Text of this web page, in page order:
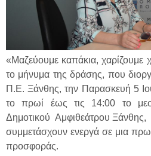
«Μαζεύουμε καπάκια, χαρίζουμε
το μήνυμα της δράσης, που
Π.Ε. Ξάνθης, την Παρασκευή 5
το πρωί έως τις 14:00 το
Δημοτικού Αμφιθεάτρου Ξάνθης,
συμμετάσχουν ενεργά σε μια
προσφοράς.